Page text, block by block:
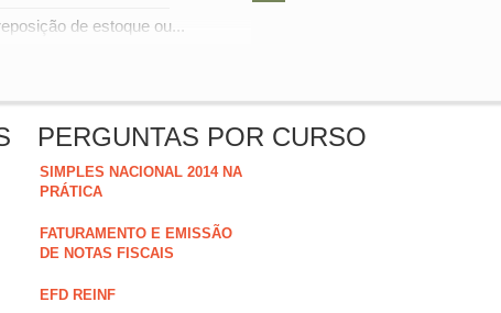
de estoque ou...
PERGUNTAS POR CURSO
SIMPLES NACIONAL 2014 NA
PRÁTICA
FATURAMENTO E EMISSÃO
DE NOTAS FISCAIS
EFD REINF